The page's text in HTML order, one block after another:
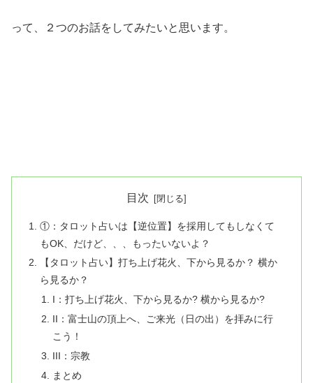
って、２つのお話をしてみたいと思います。
目次
①：タロット占いは【逆位置】を採用してもしなくて
もOK、だけど、、、もったいないよ？
【タロット占い】打ち上げ花火、下から見るか？ 横か
ら見るか？
I：打ち上げ花火、下から見るか? 横から見るか?
II：富士山の頂上へ、ご来光（日の出）を拝みに行
こう！
III：宗教
まとめ